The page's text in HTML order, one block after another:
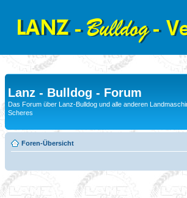
Lanz - Bulldog - Forum
Das Forum über Lanz-Bulldog und alle anderen
Scheres
Foren-Übersicht